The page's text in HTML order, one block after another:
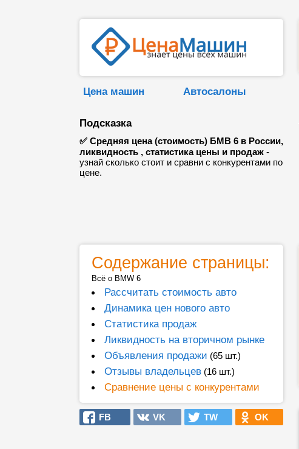
Цена машин Автосалоны
Подсказка
✅ Средняя цена (стоимость) БМВ 6 в России,
ликвидность , статистика цены и продаж -
узнай сколько стоит и сравни с конкурентами по
цене.
Содержание страницы:
Всё о BMW 6
Рассчитать стоимость авто
Динамика цен нового авто
Статистика продаж
Ликвидность на вторичном рынке
Объявления продажи (65 шт.)
Отзывы владельцев (16 шт.)
Сравнение цены с конкурентами
FB VK TW OK